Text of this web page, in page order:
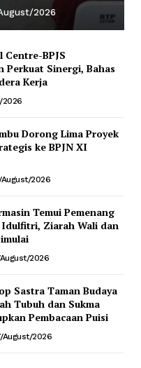
2026
Centre-BPJS
Perkuat Sinergi, Bahas
Kerja
2026
Dorong Lima Proyek
ke BPJN XI
2026
Temui Pemenang
Ziarah Wali dan
2026
Sastra Taman Budaya
Tubuh dan Sukma
Pembacaan Puisi
August/2026